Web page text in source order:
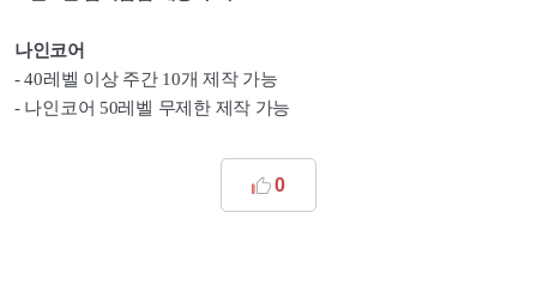
나인코어
- 40레벨 이상 주간 10개 제작 가능
- 나인코어 50레벨 무제한 제작 가능
0